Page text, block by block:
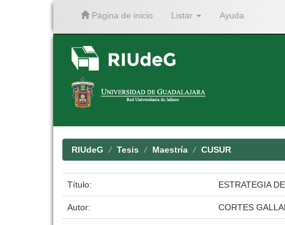
Página de inicio Listar Ayuda
RIUdeG Tesis Maestría CUSUR
Título: ESTRATEGIA
Autor: CORTES